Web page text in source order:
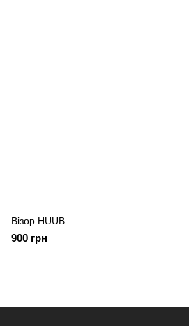
Візор HUUB
900 грн